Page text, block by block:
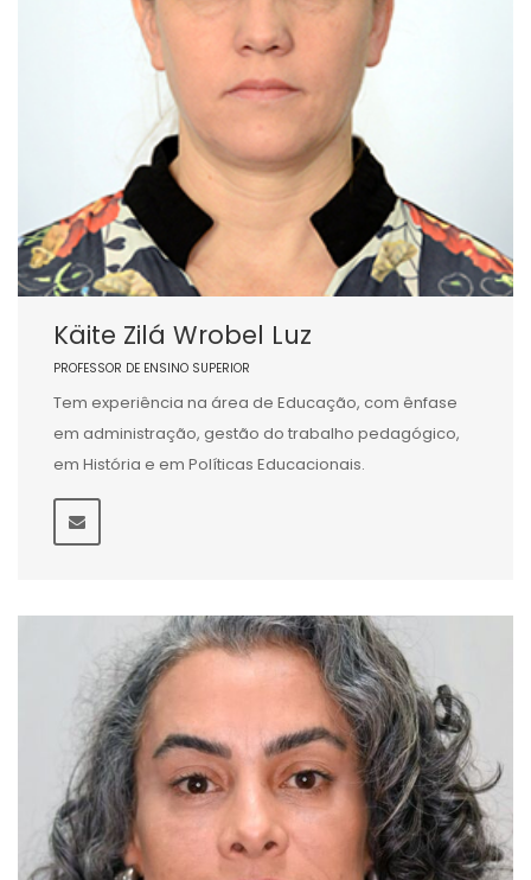
Käite Zilá Wrobel Luz
PROFESSOR DE ENSINO SUPERIOR
Tem experiência na área de Educação, com ênfase
em administração, gestão do trabalho pedagógico,
em História e em Políticas Educacionais.